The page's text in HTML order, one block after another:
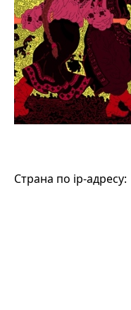
Страна по ip-адресу: